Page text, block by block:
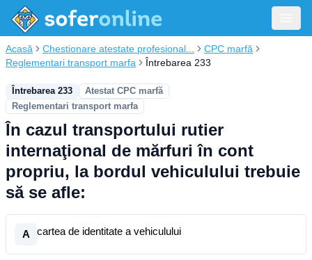
Acasă Chestionare atestate profesional...
CPC marfă
Reglementari transport marfa
Întrebarea 233
Întrebarea 233
Atestat CPC marfă
Reglementari transport marfa
În cazul transportului rutier
internaţional de mărfuri în cont
propriu, la bordul vehiculului trebuie
să se afle:
A cartea de identitate a vehiculului